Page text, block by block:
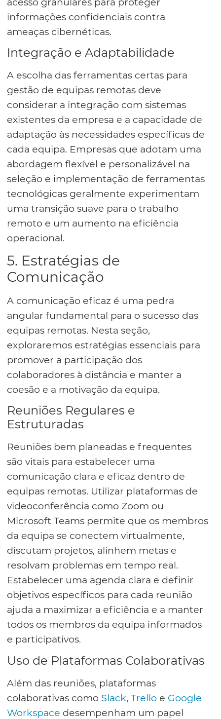
informações confidenciais contra
ameaças cibernéticas.
Integração e Adaptabilidade
A escolha das ferramentas certas para
gestão de equipas remotas deve
considerar a integração com sistemas
existentes da empresa e a capacidade de
adaptação às necessidades específicas de
cada equipa. Empresas que adotam uma
abordagem flexível e personalizável na
seleção e implementação de ferramentas
tecnológicas geralmente experimentam
uma transição suave para o trabalho
remoto e um aumento na eficiência
operacional.
5. Estratégias de
Comunicação
A comunicação eficaz é uma pedra
angular fundamental para o sucesso das
equipas remotas. Nesta seção,
exploraremos estratégias essenciais para
promover a participação dos
colaboradores à distância e manter a
coesão e a motivação da equipa.
Reuniões Regulares e
Estruturadas
Reuniões bem planeadas e frequentes
são vitais para estabelecer uma
comunicação clara e eficaz dentro de
equipas remotas. Utilizar plataformas de
videoconferência como Zoom ou
Microsoft Teams permite que os membros
da equipa se conectem virtualmente,
discutam projetos, alinhem metas e
resolvam problemas em tempo real.
Estabelecer uma agenda clara e definir
objetivos específicos para cada reunião
ajuda a maximizar a eficiência e a manter
todos os membros da equipa informados
e participativos.
Uso de Plataformas Colaborativas
Além das reuniões, plataformas
colaborativas como Slack, Trello e Google
Workspace desempenham um papel